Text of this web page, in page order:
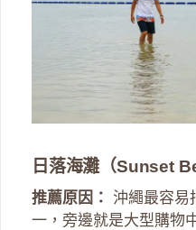
日落海灘（Sunset
推薦原因：
沖繩最容易
一，旁邊就是大型購物